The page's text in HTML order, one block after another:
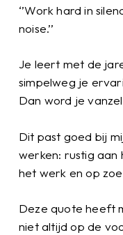
‘’Work hard in
noise.’’
Je leert met de
simpelweg je
Dan word je
Dit past goed bij
werken: rustig
het werk en op
Deze quote heeft
niet altijd op de